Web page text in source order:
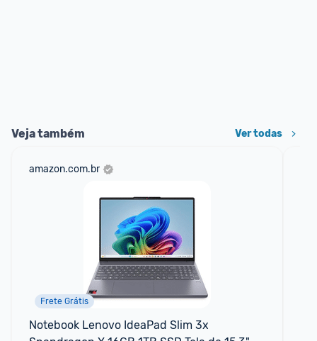
Veja também Ver todas
amazon.com.br
Frete Grátis
Notebook Lenovo IdeaPad Slim 3x